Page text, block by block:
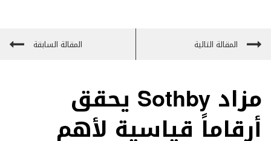
المقالة التالية المقالة السابقة
مزاد Sothby يحقق
أرقاماً قياسية لأهم